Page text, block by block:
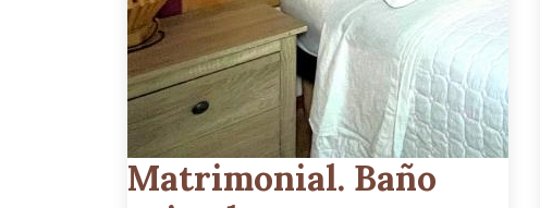
Matrimonial. Baño